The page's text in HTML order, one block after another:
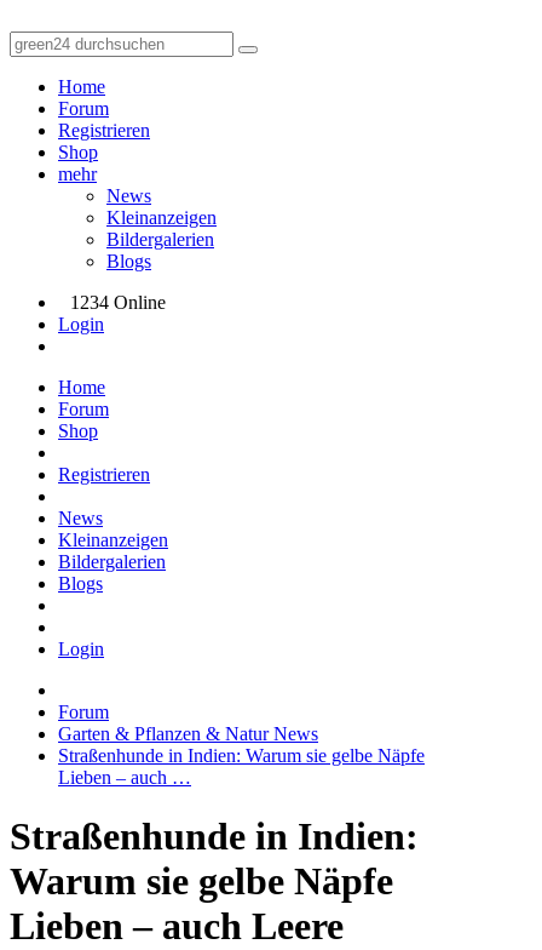
Home
Forum
Registrieren
Shop
mehr
News
Kleinanzeigen
Bildergalerien
Blogs
1234 Online
Login
Home
Forum
Shop
Registrieren
News
Kleinanzeigen
Bildergalerien
Blogs
Login
Forum
Garten & Pflanzen & Natur News
Straßenhunde in Indien: Warum sie gelbe Näpfe
Lieben – auch …
Straßenhunde in Indien:
Warum sie gelbe Näpfe
Lieben – auch Leere